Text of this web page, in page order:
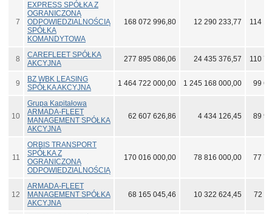
7
EXPRESS SPÓŁKA Z
OGRANICZONĄ
ODPOWIEDZIALNOŚCIĄ
SPÓŁKA
KOMANDYTOWA
168 072 996,80 12 290 233,77 114
8
CAREFLEET SPÓŁKA
AKCYJNA
277 895 086,06 24 435 376,57 110
9
BZ WBK LEASING
SPÓŁKA AKCYJNA
1 464 722 000,00 1 245 168 000,00 99
10
Grupa Kapitałowa
ARMADA-FLEET
MANAGEMENT SPÓŁKA
AKCYJNA
62 607 626,86 4 434 126,45 89
11
ORBIS TRANSPORT
SPÓŁKA Z
OGRANICZONĄ
ODPOWIEDZIALNOŚCIĄ
170 016 000,00 78 816 000,00 77
12
ARMADA-FLEET
MANAGEMENT SPÓŁKA
AKCYJNA
68 165 045,46 10 322 624,45 72